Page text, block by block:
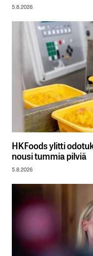
5.8.2026
HKFoods ylitti
nousi tummia pilviä
5.8.2026